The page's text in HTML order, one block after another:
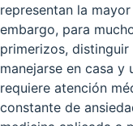
representan la
embargo, para
primerizos,
manejarse en casa y
requiere atención
constante de